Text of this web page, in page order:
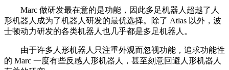
Marc 做研发最在意的是功能，因此多足机器人超越了人
形机器人成为了机器人研发的最优选择。除了 Atlas 以外，波
士顿动力研发的各类机器人也几乎都是多足机器人。
由于许多人形机器人只注重外观而忽视功能，追求功能性
的 Marc 一度有些反感人形机器人，甚至刻意回避人形机器人